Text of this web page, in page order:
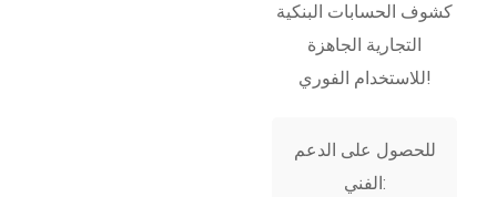
كشوف الحسابات البنكية
التجارية الجاهزة
للاستخدام الفوري!
للحصول على الدعم
الفني: